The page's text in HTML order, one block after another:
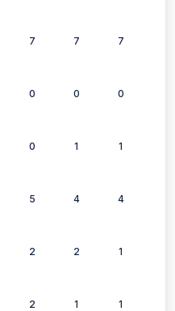
7 7 7
0 0 0
0 1 1
5 4 4
2 2 1
2 1 1